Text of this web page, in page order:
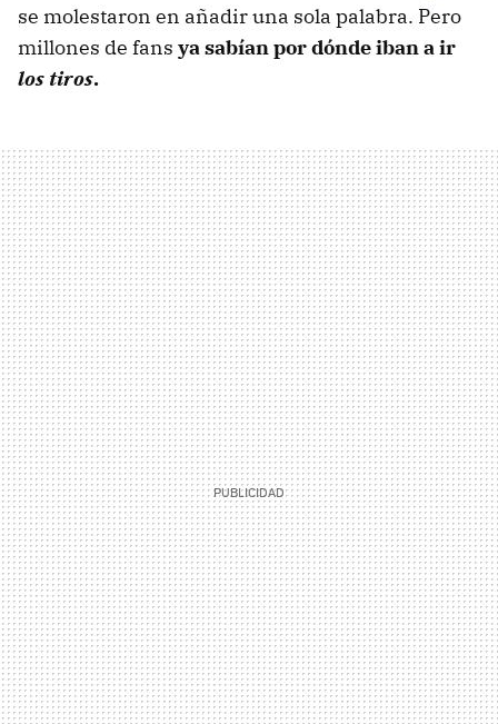
se molestaron en añadir una sola palabra. Pero
millones de fans ya sabían por dónde iban a ir
los tiros.